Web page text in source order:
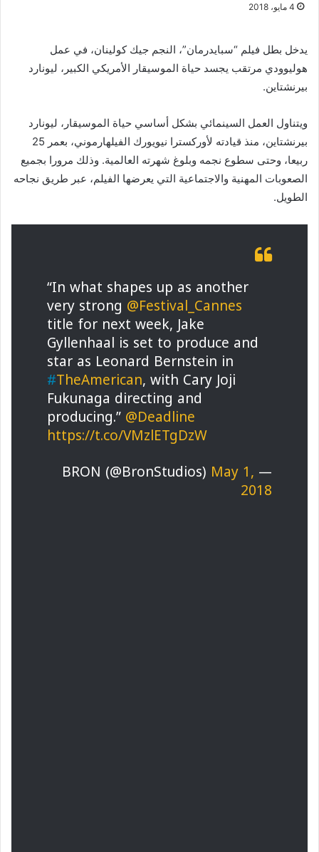
4 مايو، 2018
يدخل بطل فيلم “سبايدرمان”، النجم جيك كولينان، في عمل
هوليوودي مرتقب يجسد حياة الموسيقار الأمريكي الكبير، ليونارد
بيرنشتاين.
ويتناول العمل السينمائي بشكل أساسي حياة الموسيقار، ليونارد
بيرنشتاين، منذ قيادته لأوركسترا نيويورك الفيلهارموني، بعمر 25
ربيعا، وحتى سطوع نجمه وبلوغ شهرته العالمية. وذلك مرورا بجميع
الصعوبات المهنية والاجتماعية التي يعرضها الفيلم، عبر طريق نجاحه
الطويل.
“In what shapes up as another
very strong @Festival_Cannes
title for next week, Jake
Gyllenhaal is set to produce and
star as Leonard Bernstein in
#TheAmerican, with Cary Joji
Fukunaga directing and
producing.”@Deadline
https://t.co/VMzlETgDzW
— BRON (@BronStudios)
May 1,
2018